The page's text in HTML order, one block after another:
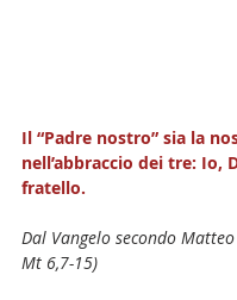
Il “Padre nostro” sia la
nell’abbraccio dei tre: Io,
fratello.
Dal Vangelo secondo Matteo
Mt 6,7-15)